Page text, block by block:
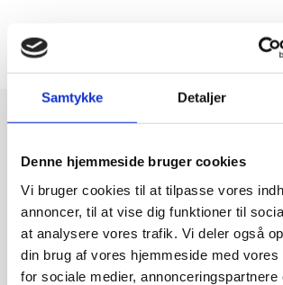
Samtykke Detaljer
Denne hjemmeside bruger cookies
Vi bruger cookies til at tilpasse vores
annoncer, til at vise dig funktioner til
at analysere vores trafik. Vi deler også
din brug af vores hjemmeside med vores
for sociale medier, annonceringspartnere